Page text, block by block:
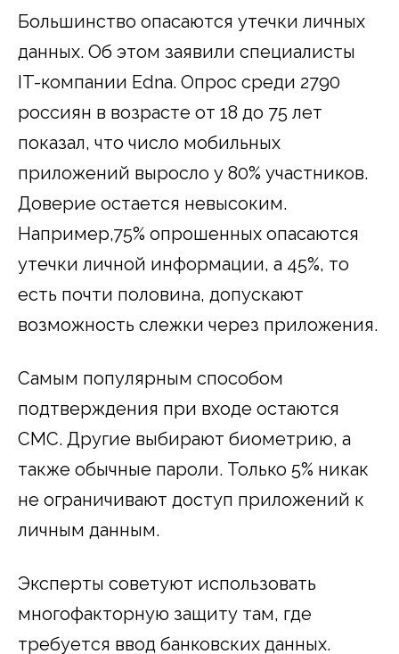
Большинство опасаются утечки личных
данных. Об этом заявили специалисты
IT-компании Edna. Опрос среди 2790
россиян в возрасте от 18 до 75 лет
показал, что число мобильных
приложений выросло у 80% участников.
Доверие остается невысоким.
Например,75% опрошенных опасаются
утечки личной информации, а 45%, то
есть почти половина, допускают
возможность слежки через приложения.
Самым популярным способом
подтверждения при входе остаются
СМС. Другие выбирают биометрию, а
также обычные пароли. Только 5% никак
не ограничивают доступ приложений к
личным данным.
Эксперты советуют использовать
многофакторную защиту там, где
требуется ввод банковских данных.